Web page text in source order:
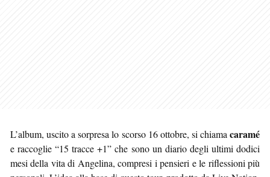
L’album, uscito a sorpresa lo scorso 16 ottobre, si chiama caramé
e raccoglie “15 tracce +1” che sono un diario degli ultimi dodici
mesi della vita di Angelina, compresi i pensieri e le riflessioni più